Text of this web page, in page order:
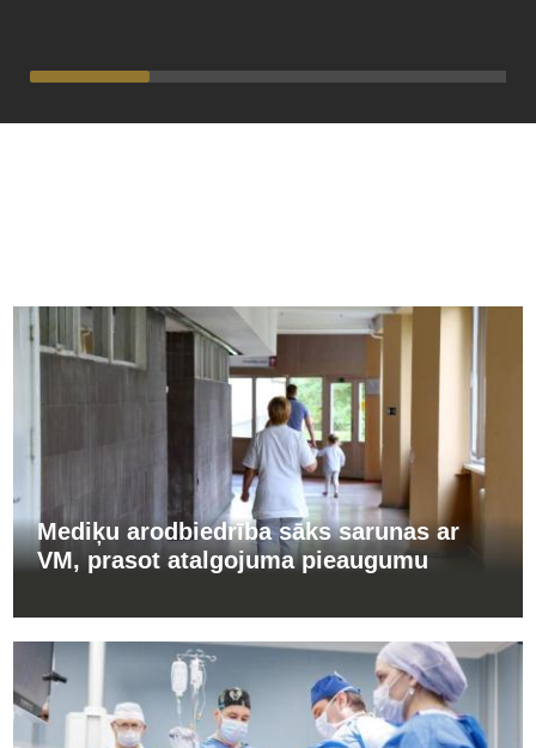
Mediķu arodbiedrība sāks sarunas ar
VM, prasot atalgojuma pieaugumu